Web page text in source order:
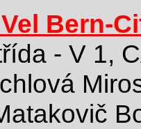
Bern-
- V 1,